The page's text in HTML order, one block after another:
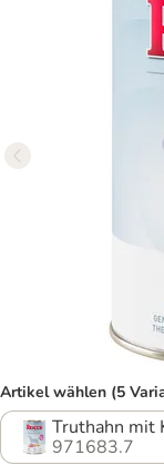
Artikel wählen (5
Truthahn mit
971683.7